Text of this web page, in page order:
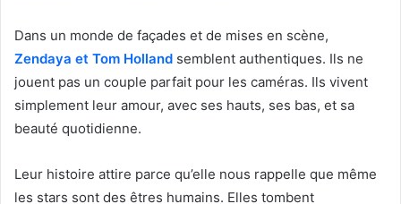
Dans un monde de façades et de mises en scène,
Zendaya et Tom Holland semblent authentiques. Ils ne
jouent pas un couple parfait pour les caméras. Ils vivent
simplement leur amour, avec ses hauts, ses bas, et sa
beauté quotidienne.
Leur histoire attire parce qu’elle nous rappelle que même
les stars sont des êtres humains. Elles tombent